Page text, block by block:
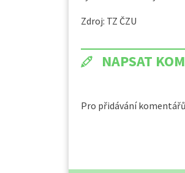
Zdroj: TZ ČZU
NAPSAT
Pro přidávání